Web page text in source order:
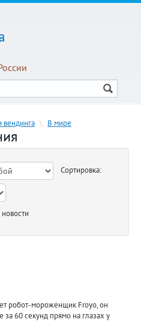
вендинга \ В мире
Сортировка:
робот-мороженщик Froyo, он
60 секунд прямо на глазах у